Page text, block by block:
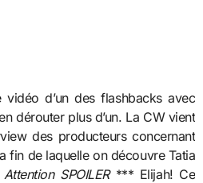
d’un des flashbacks avec
dérouter plus d’un. La CW vient
des producteurs concernant
fin de laquelle on découvre Tatia
Attention SPOILER*** Elijah! Ce